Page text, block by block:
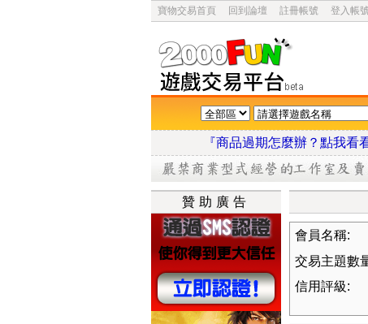
寶物交易首頁 回到論壇 註冊帳號 登入帳號
『商品過期怎麼辦？點
贊助廣告
會員名稱:
交易主題數
信用評級: